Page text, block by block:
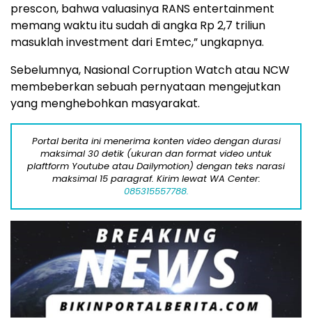
prescon, bahwa valuasinya RANS entertainment
memang waktu itu sudah di angka Rp 2,7 triliun
masuklah investment dari Emtec,” ungkapnya.
Sebelumnya, Nasional Corruption Watch atau NCW
membeberkan sebuah pernyataan mengejutkan
yang menghebohkan masyarakat.
Portal berita ini menerima konten video dengan durasi
maksimal 30 detik (ukuran dan format video untuk
plaftform Youtube atau Dailymotion) dengan teks narasi
maksimal 15 paragraf. Kirim lewat WA Center:
085315557788.